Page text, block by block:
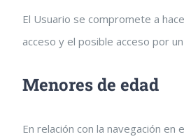
El Usuario se compromete a
acceso y el posible acceso por
Menores de edad
En relación con la navegación